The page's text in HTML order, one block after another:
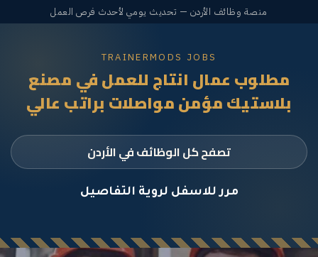
منصة وظائف الأردن — تحديث يومي لأحدث فرص العمل
TRAINERMODS JOBS
مطلوب عمال انتاج للعمل في مصنع
بلاستيك مؤمن مواصلات براتب عالي
تصفح كل الوظائف في الأردن
مرر للاسفل لروية التفاصيل